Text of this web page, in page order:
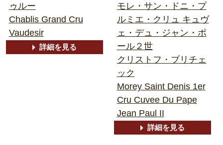
ゥルー
Chablis Grand Cru
Vaudesir
詳細を見る
モレ・サン・ドニ・プ
ルミエ・クリュ キュヴ
ェ・デュ・ジャン・ポ
ール２世
クリストフ・ブリチェ
ック
Morey Saint Denis 1er
Cru Cuvee Du Pape
Jean Paul II
詳細を見る